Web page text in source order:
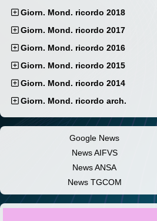
Giorn. Mond. ricordo 2018
Giorn. Mond. ricordo 2017
Giorn. Mond. ricordo 2016
Giorn. Mond. ricordo 2015
Giorn. Mond. ricordo 2014
Giorn. Mond. ricordo arch.
Google News
News AIFVS
News ANSA
News TGCOM